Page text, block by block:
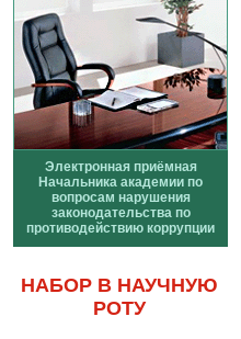
Электронная приёмная
Начальника академии по
вопросам нарушения
законодательства по
противодействию коррупции
НАБОР В НАУЧНУЮ
РОТУ